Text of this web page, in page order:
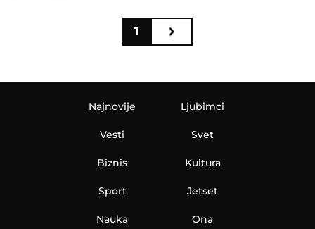
1
Najnovije
Vesti
Biznis
Sport
Nauka
Ljubimci
Svet
Kultura
Jetset
Ona